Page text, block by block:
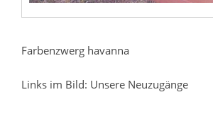
Farbenzwerg havanna
Links im Bild: Unsere Neuzugänge